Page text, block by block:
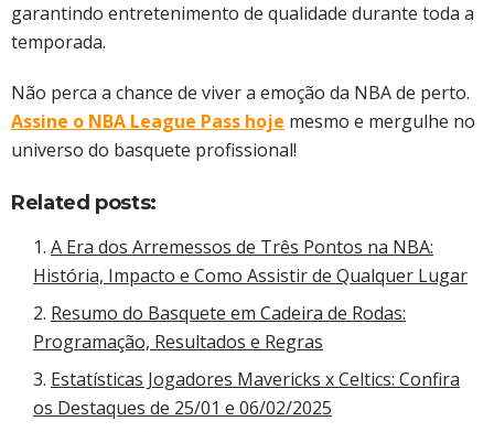
garantindo entretenimento de qualidade durante toda a
temporada.​
Não perca a chance de viver a emoção da NBA de perto.
Assine o NBA League Pass hoje mesmo e mergulhe no
universo do basquete profissional!​
Related posts:
A Era dos Arremessos de Três Pontos na NBA:
História, Impacto e Como Assistir de Qualquer Lugar
Resumo do Basquete em Cadeira de Rodas:
Programação, Resultados e Regras
Estatísticas Jogadores Mavericks x Celtics: Confira
os Destaques de 25/01 e 06/02/2025